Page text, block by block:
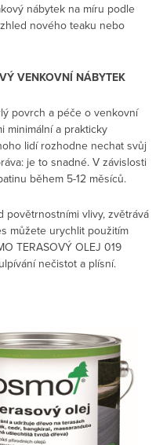
nábytek na míru podle
nového teaku nebo
VENKOVNÍ NÁBYTEK
povrch a péče o venkovní
minimální a prakticky
lidí rozhodne nechat svůj
je to snadné. V závislosti
během 5-12 měsíců.
povětrnostními vlivy, zvětrává
můžete urychlit použitím
TERASOVÝ OLEJ 019
nečistot a plísní.